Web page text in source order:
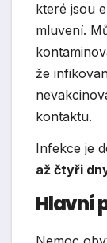
které jsou
mluvení.
že
kontaktu.
Infekce je
až čtyři
Hlavní